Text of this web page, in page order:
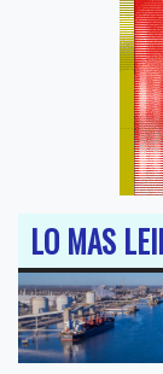
LO MAS